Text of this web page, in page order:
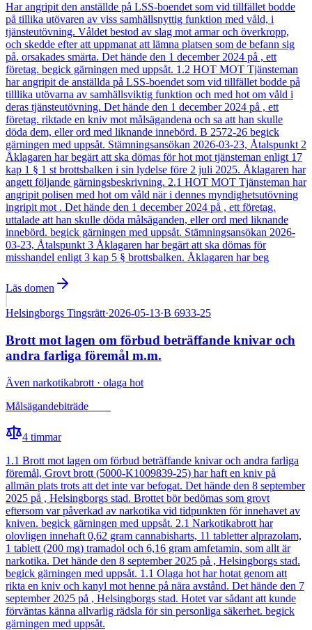
Har angripit den anställde på LSS-boendet som vid tillfället bodde
på tillika utövaren av viss samhällsnyttig funktion med våld, i
tjänsteutövning. Våldet bestod av slag mot armar och överkropp,
och skedde efter att uppmanat att lämna platsen som de befann sig
på. orsakades smärta. Det hände den 1 december 2024 på , ett
företag. begick gärningen med uppsåt. 1.2 HOT MOT Tjänsteman
har angripit de anställda på LSS-boendet som vid tillfället bodde på
tilllika utövarna av samhällsviktig funktion och med hot om våld i
deras tjänsteutövning. Det hände den 1 december 2024 på , ett
företag. riktade en kniv mot målsägandena och sa att han skulle
döda dem, eller ord med liknande innebörd. B 2572-26 begick
gärningen med uppsåt. Stämningsansökan 2026-03-23, Åtalspunkt 2
Åklagaren har begärt att ska dömas för hot mot tjänsteman enligt 17
kap 1 § 1 st brottsbalken i sin lydelse före 2 juli 2025. Åklagaren har
angett följande gärningsbeskrivning. 2.1 HOT MOT Tjänsteman har
angripit polisen med hot om våld när i dennes myndighetsutövning
ingripit mot . Det hände den 1 december 2024 på , ett företag.
uttalade att han skulle döda målsäganden, eller ord med liknande
innebörd. begick gärningen med uppsåt. Stämningsansökan 2026-
03-23, Åtalspunkt 3 Åklagaren har begärt att ska dömas för
misshandel enligt 3 kap 5 § brottsbalken. Åklagaren har beg
Läs domen
Helsingborgs Tingsrätt·2026-05-13·B 6933-25
Brott mot lagen om förbud beträffande knivar och
andra farliga föremål m.m.
Även narkotikabrott · olaga hot
Målsägandebiträde
4 timmar
1.1 Brott mot lagen om förbud beträffande knivar och andra farliga
föremål, Grovt brott (5000-K1009839-25) har haft en kniv på
allmän plats trots att det inte var befogat. Det hände den 8 september
2025 på , Helsingborgs stad. Brottet bör bedömas som grovt
eftersom var påverkad av narkotika vid tidpunkten för innehavet av
kniven. begick gärningen med uppsåt. 2.1 Narkotikabrott har
olovligen innehaft 0,62 gram cannabisharts, 11 tabletter alprazolam,
1 tablett (200 mg) tramadol och 6,16 gram amfetamin, som allt är
narkotika. Det hände den 8 september 2025 på , Helsingborgs stad.
begick gärningen med uppsåt. 1.1 Olaga hot har hotat genom att
rikta en kniv och kanyl mot henne på nära avstånd. Det hände den 7
september 2025 på , Helsingborgs stad. Hotet var sådant att kunde
förväntas känna allvarlig rädsla för sin personliga säkerhet. begick
gärningen med uppsåt.